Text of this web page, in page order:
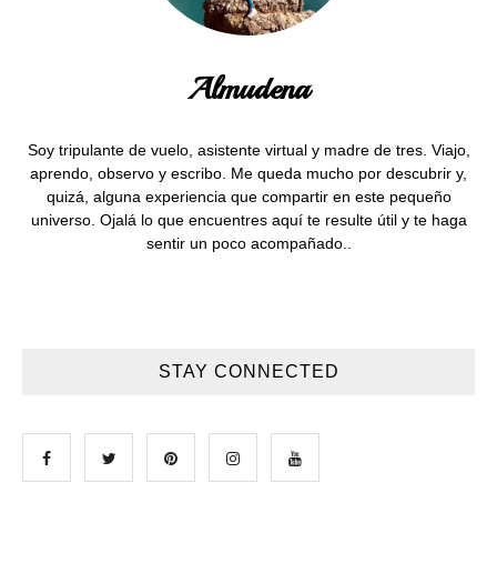
Almudena
Soy tripulante de vuelo, asistente virtual y madre de tres. Viajo,
aprendo, observo y escribo. Me queda mucho por descubrir y,
quizá, alguna experiencia que compartir en este pequeño
universo. Ojalá lo que encuentres aquí te resulte útil y te haga
sentir un poco acompañado..
STAY CONNECTED